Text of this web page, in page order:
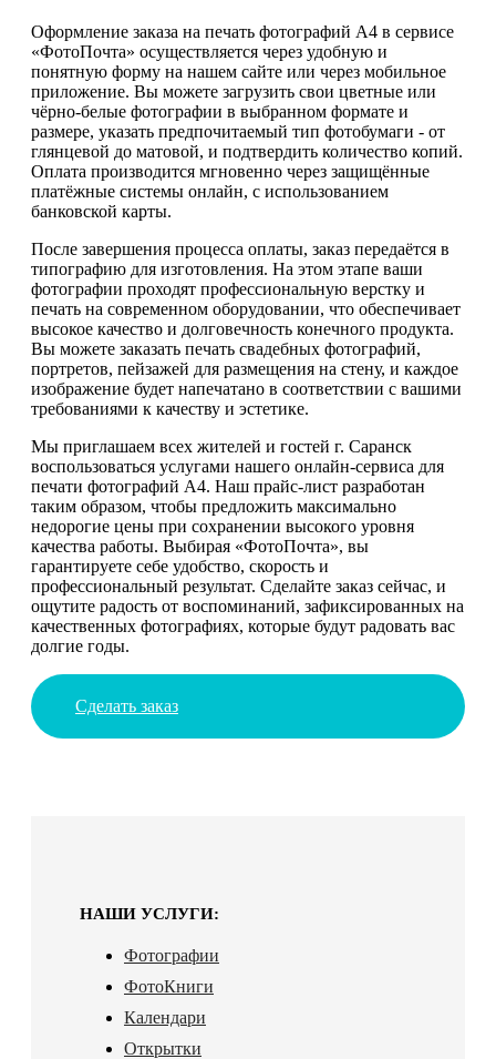
Оформление заказа на печать фотографий А4 в сервисе
«ФотоПочта» осуществляется через удобную и
понятную форму на нашем сайте или через мобильное
приложение. Вы можете загрузить свои цветные или
чёрно-белые фотографии в выбранном формате и
размере, указать предпочитаемый тип фотобумаги - от
глянцевой до матовой, и подтвердить количество копий.
Оплата производится мгновенно через защищённые
платёжные системы онлайн, с использованием
банковской карты.
После завершения процесса оплаты, заказ передаётся в
типографию для изготовления. На этом этапе ваши
фотографии проходят профессиональную верстку и
печать на современном оборудовании, что обеспечивает
высокое качество и долговечность конечного продукта.
Вы можете заказать печать свадебных фотографий,
портретов, пейзажей для размещения на стену, и каждое
изображение будет напечатано в соответствии с вашими
требованиями к качеству и эстетике.
Мы приглашаем всех жителей и гостей г. Саранск
воспользоваться услугами нашего онлайн-сервиса для
печати фотографий А4. Наш прайс-лист разработан
таким образом, чтобы предложить максимально
недорогие цены при сохранении высокого уровня
качества работы. Выбирая «ФотоПочта», вы
гарантируете себе удобство, скорость и
профессиональный результат. Сделайте заказ сейчас, и
ощутите радость от воспоминаний, зафиксированных на
качественных фотографиях, которые будут радовать вас
долгие годы.
Сделать заказ
НАШИ УСЛУГИ:
Фотографии
ФотоКниги
Календари
Открытки